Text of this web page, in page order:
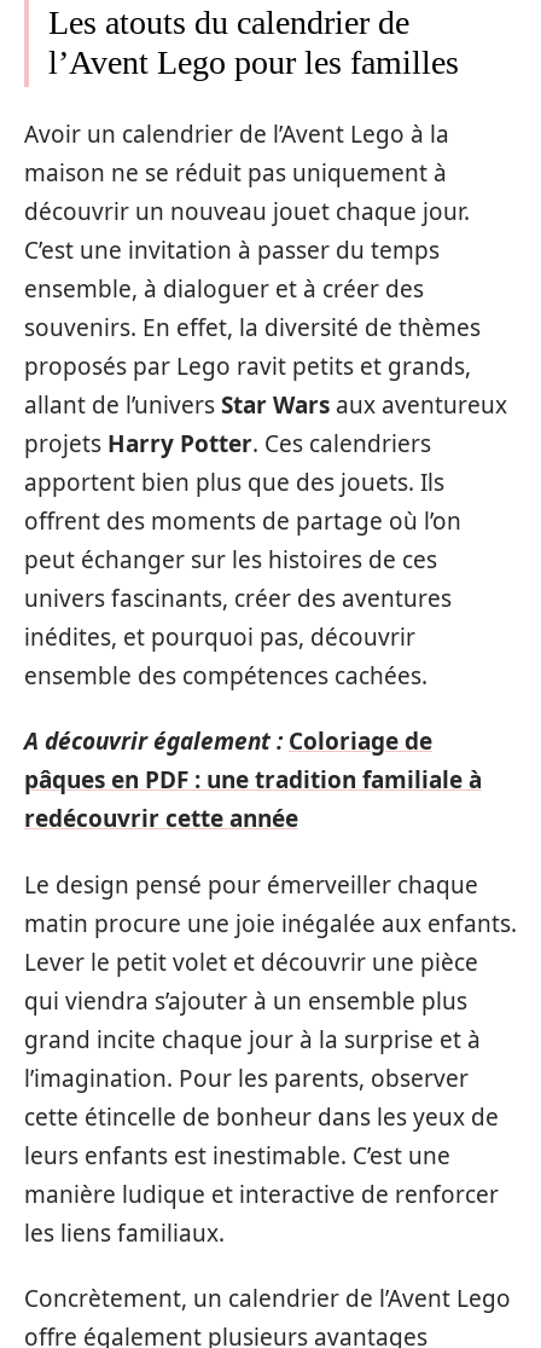
Les atouts du calendrier de
l’Avent Lego pour les familles
Avoir un calendrier de l’Avent Lego à la
maison ne se réduit pas uniquement à
découvrir un nouveau jouet chaque jour.
C’est une invitation à passer du temps
ensemble, à dialoguer et à créer des
souvenirs. En effet, la diversité de thèmes
proposés par Lego ravit petits et grands,
allant de l’universStar Wars aux aventureux
projets Harry Potter. Ces calendriers
apportent bien plus que des jouets. Ils
offrent des moments de partage où l’on
peut échanger sur les histoires de ces
univers fascinants, créer des aventures
inédites, et pourquoi pas, découvrir
ensemble des compétences cachées.
A découvrir également : Coloriage de
pâques en PDF : une tradition familiale à
redécouvrir cette année
Le design pensé pour émerveiller chaque
matin procure une joie inégalée aux enfants.
Lever le petit volet et découvrir une pièce
qui viendra s’ajouter à un ensemble plus
grand incite chaque jour à la surprise et à
l’imagination. Pour les parents, observer
cette étincelle de bonheur dans les yeux de
leurs enfants est inestimable. C’est une
manière ludique et interactive de renforcer
les liens familiaux.
Concrètement, un calendrier de l’Avent Lego
offre également plusieurs avantages